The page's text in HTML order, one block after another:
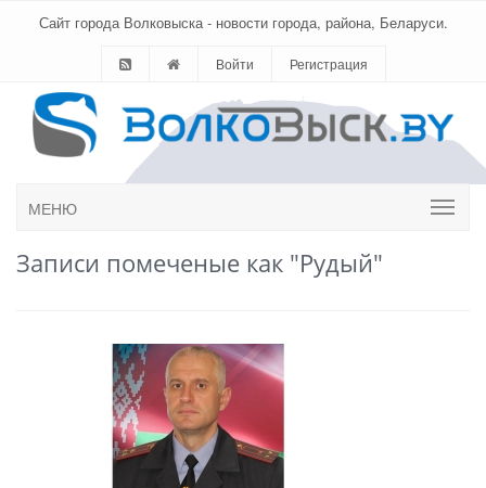
Сайт города Волковыска - новости города, района, Беларуси.
Войти Регистрация
МЕНЮ
Записи помеченые как "Рудый"